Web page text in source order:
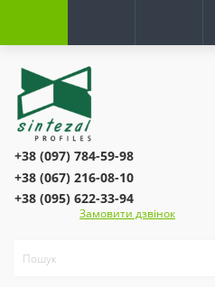
+38 (097) 784-59-98
+38 (067) 216-08-10
+38 (095) 622-33-94
Замовити дзвінок